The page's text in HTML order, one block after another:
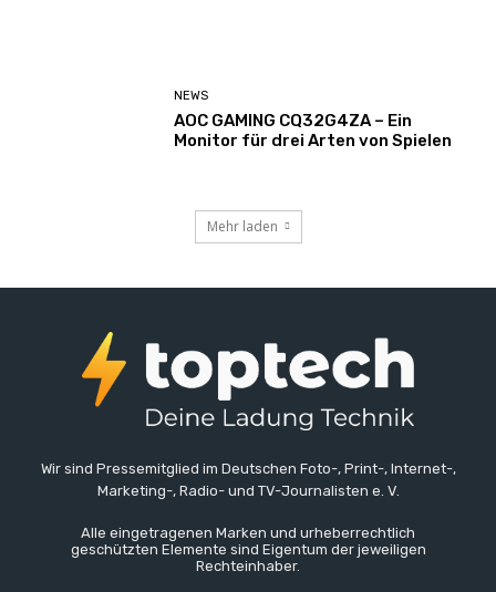
NEWS
AOC GAMING CQ32G4ZA – Ein
Monitor für drei Arten von Spielen
Mehr laden
Wir sind Pressemitglied im Deutschen Foto-, Print-, Internet-,
Marketing-, Radio- und TV-Journalisten e. V.
Alle eingetragenen Marken und urheberrechtlich
geschützten Elemente sind Eigentum der jeweiligen
Rechteinhaber.